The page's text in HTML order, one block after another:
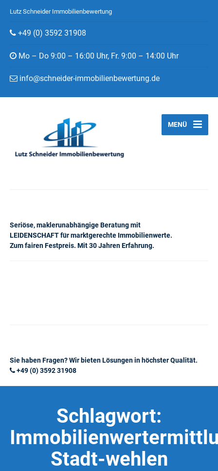
Lutz Schneider Immobilienbewertung
+49 (0) 3592 31908
Mo – Do 9:00 – 16:00 Uhr, Fr. 9:00 – 14:00 Uhr
info@schneider-immobilienbewertung.de
Seriöse, maklerunabhängige Beratung mit
LEIDENSCHAFT für marktgerechte Immobilienwerte.
Zum fairen Festpreis. Mit 30 Jahren Erfahrung.
MENÜ
Sie haben Fragen? Wir bieten Lösungen in höchster Qualität.
+49 (0) 3592 31908
Schlagwort:
Stadt-wehlen